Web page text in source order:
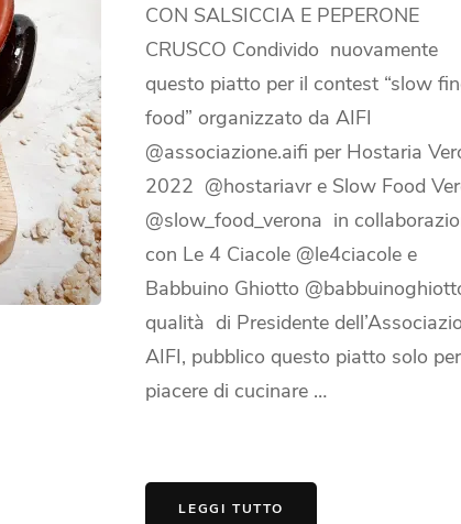
LI
GRANITT
CON SALSICCIA E PEPERONE
CRUSCO Condivido nuovamente
questo piatto per il contest “slow
food” organizzato da AIFI
@associazione.aifi per Hostaria
2022 @hostariavr e Slow Food
@slow_food_verona in
con Le 4 Ciacole @le4ciacole e
Babbuino Ghiotto
qualità di Presidente
AIFI, pubblico questo piatto solo
piacere di cucinare …
LEGGI TUTTO